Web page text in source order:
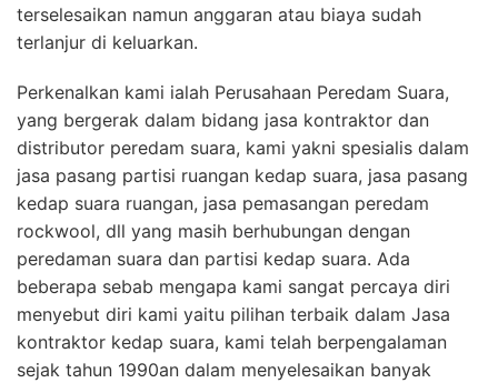
terselesaikan namun anggaran atau biaya sudah
terlanjur di keluarkan.
Perkenalkan kami ialah Perusahaan Peredam Suara,
yang bergerak dalam bidang jasa kontraktor dan
distributor peredam suara, kami yakni spesialis dalam
jasa pasang partisi ruangan kedap suara, jasa pasang
kedap suara ruangan, jasa pemasangan peredam
rockwool, dll yang masih berhubungan dengan
peredaman suara dan partisi kedap suara. Ada
beberapa sebab mengapa kami sangat percaya diri
menyebut diri kami yaitu pilihan terbaik dalam Jasa
kontraktor kedap suara, kami telah berpengalaman
sejak tahun 1990an dalam menyelesaikan banyak